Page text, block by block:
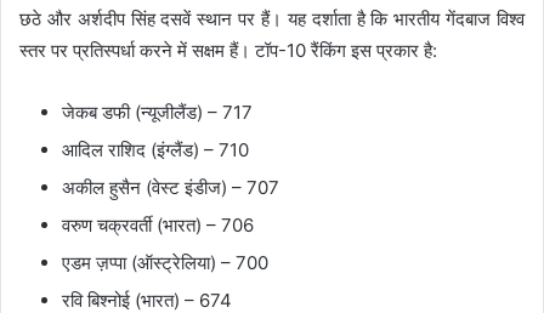
छठे और अर्शदीप सिंह दसवें स्थान पर हैं। यह दर्शाता है कि भारतीय गेंदबाज विश्व
स्तर पर प्रतिस्पर्धा करने में सक्षम हैं। टॉप-10 रैंकिंग इस प्रकार है:
जेकब डफी (न्यूजीलैंड) – 717
आदिल राशिद (इंग्लैंड) – 710
अकील हुसैन (वेस्ट इंडीज) – 707
वरुण चक्रवर्ती (भारत) – 706
एडम ज़प्पा (ऑस्ट्रेलिया) – 700
रवि बिश्नोई (भारत) – 674